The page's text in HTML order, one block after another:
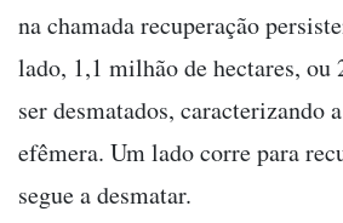
na chamada recuperação
lado, 1,1 milhão de hectares, ou
ser desmatados, caracterizando
efêmera. Um lado corre para
segue a desmatar.